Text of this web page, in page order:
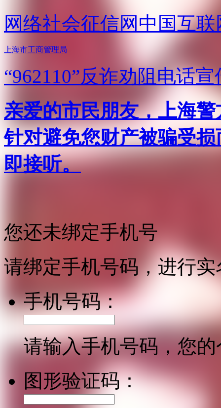
网络社会征信网 中国互
上海市工商管理局
“962110”反诈劝阻电话宣
亲爱的市民朋友，上海
针对避免您财产被骗受
即接听。
您还未绑定手机号
请绑定手机号码，进行
手机号码：
请输入手机号码，您
图形验证码：